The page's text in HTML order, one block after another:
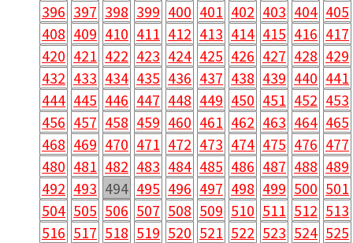
396 397 398 399 400 401 402 403 404 405
408 409 410 411 412 413 414 415 416 417
420 421 422 423 424 425 426 427 428 429
432 433 434 435 436 437 438 439 440 441
444 445 446 447 448 449 450 451 452 453
456 457 458 459 460 461 462 463 464 465
468 469 470 471 472 473 474 475 476 477
480 481 482 483 484 485 486 487 488 489
492 493 494 495 496 497 498 499 500 501
504 505 506 507 508 509 510 511 512 513
516 517 518 519 520 521 522 523 524 525